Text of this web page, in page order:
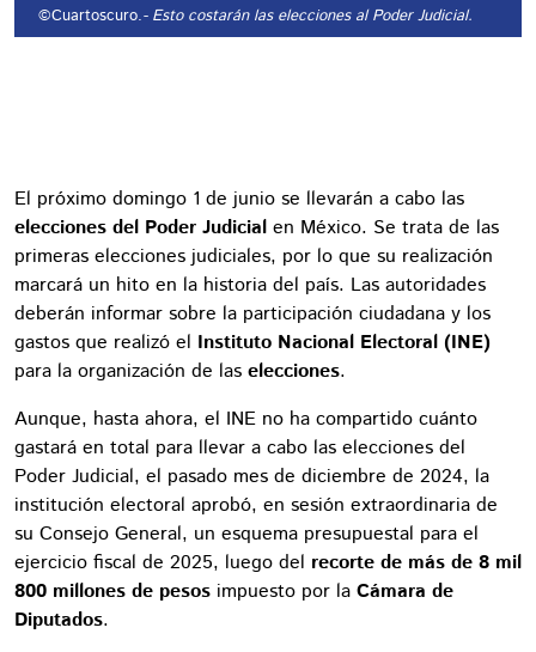
©Cuartoscuro.- Esto costarán las elecciones al Poder Judicial.
El próximo domingo 1 de junio se llevarán a cabo las
elecciones del Poder Judicial en México. Se trata de las
primeras elecciones judiciales, por lo que su realización
marcará un hito en la historia del país. Las autoridades
deberán informar sobre la participación ciudadana y los
gastos que realizó el Instituto Nacional Electoral (INE)
para la organización de las elecciones.
Aunque, hasta ahora, el INE no ha compartido cuánto
gastará en total para llevar a cabo las elecciones del
Poder Judicial, el pasado mes de diciembre de 2024, la
institución electoral aprobó, en sesión extraordinaria de
su Consejo General, un esquema presupuestal para el
ejercicio fiscal de 2025, luego del recorte de más de 8 mil
800 millones de pesos impuesto por la Cámara de
Diputados.